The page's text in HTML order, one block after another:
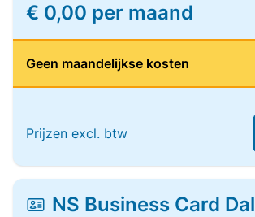
€ 0,00 per maand
Geen maandelijkse kosten
Prijzen excl. btw
NS Business Card Dal